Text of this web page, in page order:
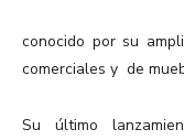
conocido por su
comerciales y de
Su último